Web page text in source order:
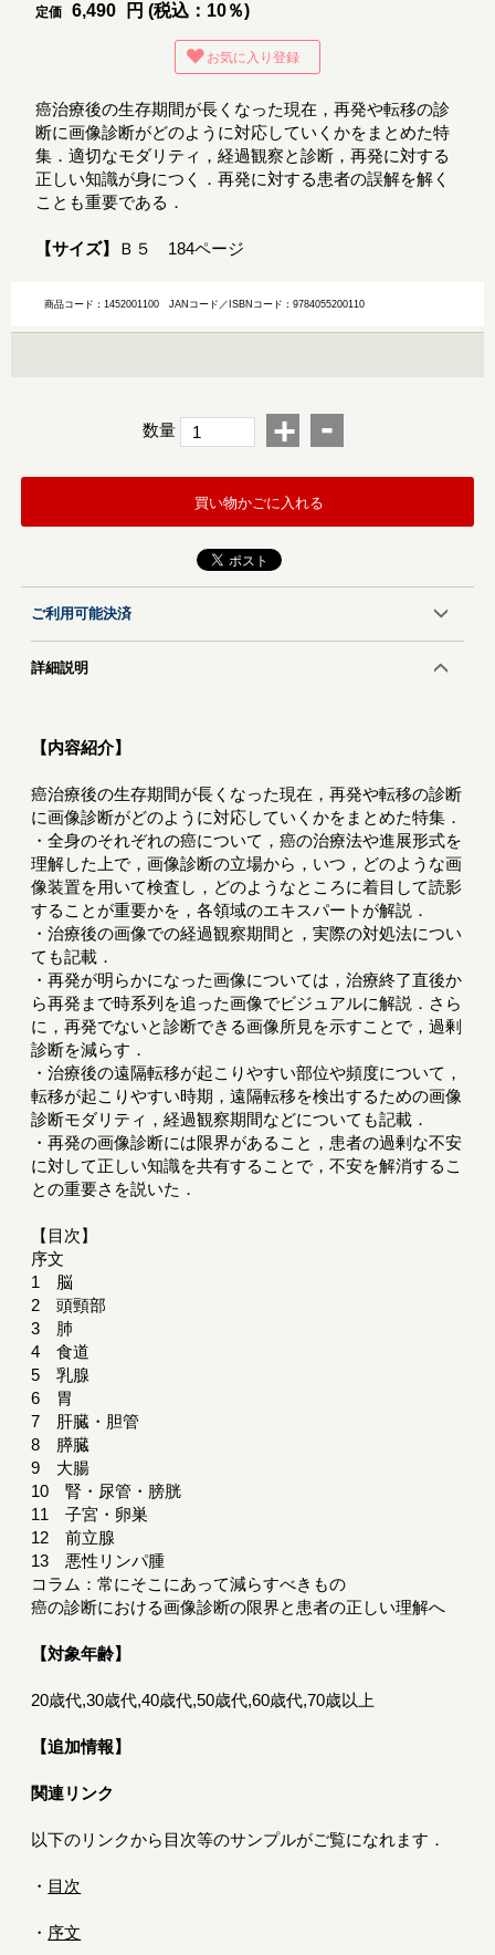
定価
6,490 円 (税込：10％)
お気に入り登録
癌治療後の生存期間が長くなった現在，再発や転移の診
断に画像診断がどのように対応していくかをまとめた特
集．適切なモダリティ，経過観察と診断，再発に対する
正しい知識が身につく．再発に対する患者の誤解を解く
ことも重要である．
【サイズ】 Ｂ５ 184ページ
商品コード：1452001100JANコード／ISBNコード：9784055200110
数量 + -
買い物かごに入れる
ご利用可能決済
詳細説明
【内容紹介】
癌治療後の生存期間が長くなった現在，再発や転移の診断
に画像診断がどのように対応していくかをまとめた特集．
・全身のそれぞれの癌について，癌の治療法や進展形式を
理解した上で，画像診断の立場から，いつ，どのような画
像装置を用いて検査し，どのようなところに着目して読影
することが重要かを，各領域のエキスパートが解説．
・治療後の画像での経過観察期間と，実際の対処法につい
ても記載．
・再発が明らかになった画像については，治療終了直後か
ら再発まで時系列を追った画像でビジュアルに解説．さら
に，再発でないと診断できる画像所見を示すことで，過剰
診断を減らす．
・治療後の遠隔転移が起こりやすい部位や頻度について，
転移が起こりやすい時期，遠隔転移を検出するための画像
診断モダリティ，経過観察期間などについても記載．
・再発の画像診断には限界があること，患者の過剰な不安
に対して正しい知識を共有することで，不安を解消するこ
との重要さを説いた．
【目次】
序文
1 脳
2 頭頸部
3 肺
4 食道
5 乳腺
6 胃
7 肝臓・胆管
8 膵臓
9 大腸
10 腎・尿管・膀胱
11 子宮・卵巣
12 前立腺
13 悪性リンパ腫
コラム：常にそこにあって減らすべきもの
癌の診断における画像診断の限界と患者の正しい理解へ
【対象年齢】
20歳代,30歳代,40歳代,50歳代,60歳代,70歳以上
【追加情報】
関連リンク
以下のリンクから目次等のサンプルがご覧になれます．
・ 目次
・ 序文